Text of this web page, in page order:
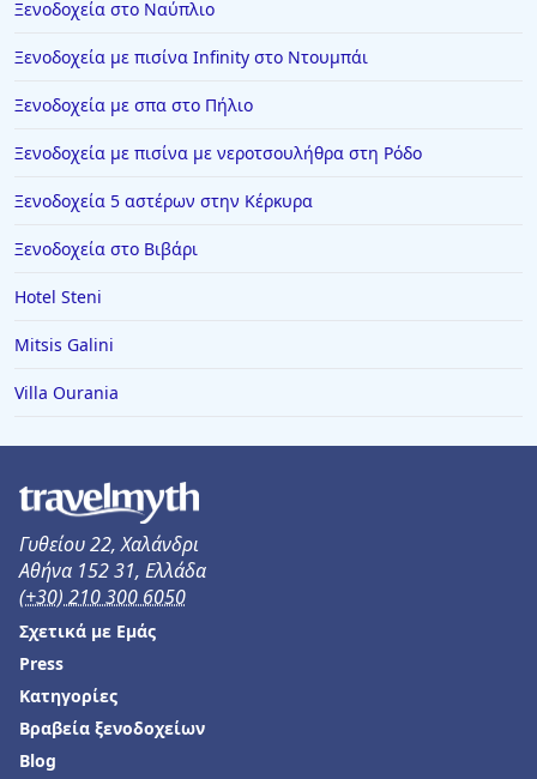
Ξενοδοχεία στο Ναύπλιο
Ξενοδοχεία με πισίνα Infinity στο Ντουμπάι
Ξενοδοχεία με σπα στο Πήλιο
Ξενοδοχεία με πισίνα με νεροτσουλήθρα στη Ρόδο
Ξενοδοχεία 5 αστέρων στην Κέρκυρα
Ξενοδοχεία στο Βιβάρι
Hotel Steni
Mitsis Galini
Villa Ourania
Γυθείου 22, Χαλάνδρι
Αθήνα 152 31, Ελλάδα
(+30) 210 300 6050
Σχετικά με Εμάς
Press
Κατηγορίες
Βραβεία ξενοδοχείων
Blog